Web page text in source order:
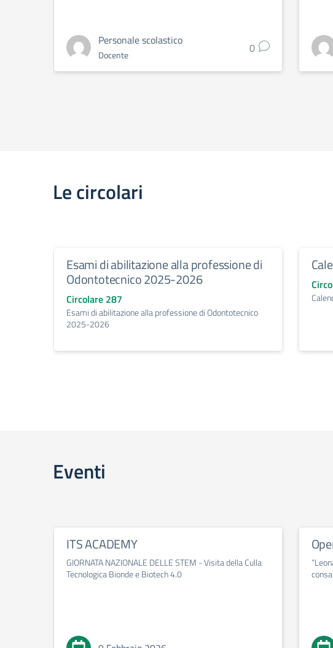
Personale scolastico
Docente 0
Le circolari
Esami di abilitazione alla professione di
Odontotecnico 2025-2026
Circolare 287
Esami di abilitazione alla professione di Odontotecnico
2025-2026
Eventi
ITS ACADEMY
GIORNATA NAZIONALE DELLE STEM - Visita della Culla
Tecnologica Bionde e Biotech 4.0